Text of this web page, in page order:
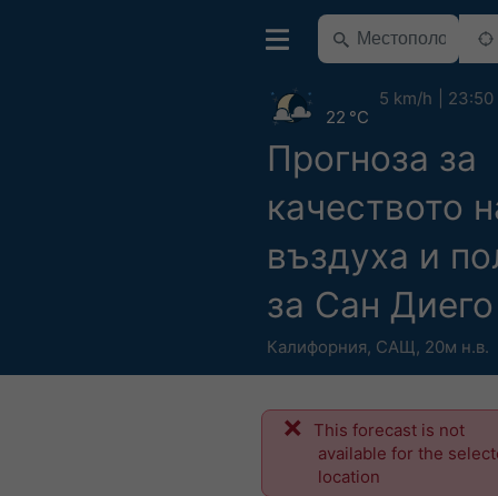
Прогноза за
качеството
въздуха и
за Сан Диего
Калифорния, САЩ, 20м н.в.
22 °C
5 km/h 23:50
This forecast is not
available for the
location